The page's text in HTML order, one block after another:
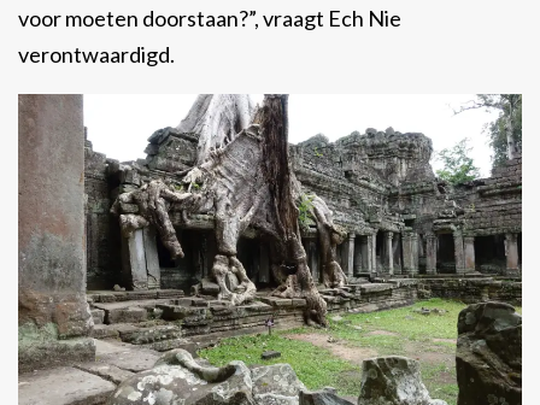
voor moeten doorstaan?”, vraagt Ech Nie
verontwaardigd.